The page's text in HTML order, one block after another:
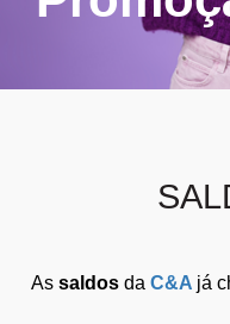
As saldos da C&A já